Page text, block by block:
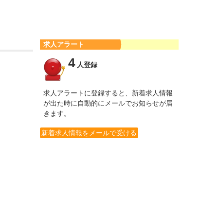
求人アラート
4人登録
求人アラートに登録すると、新着求人情報
が出た時に自動的にメールでお知らせが届
きます。
新着求人情報をメールで受ける